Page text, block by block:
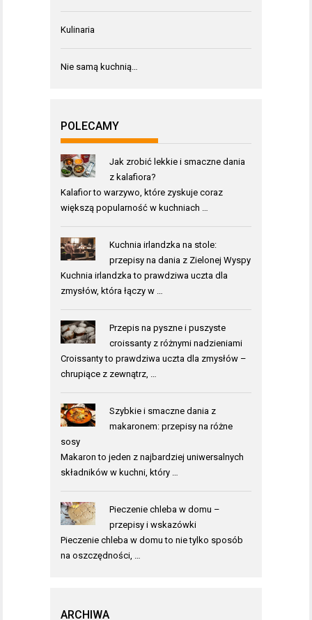
Kulinaria
Nie samą kuchnią…
POLECAMY
Jak zrobić lekkie i smaczne dania
z kalafiora?
Kalafior to warzywo, które zyskuje coraz
większą popularność w kuchniach …
Kuchnia irlandzka na stole:
przepisy na dania z Zielonej Wyspy
Kuchnia irlandzka to prawdziwa uczta dla
zmysłów, która łączy w …
Przepis na pyszne i puszyste
croissanty z różnymi nadzieniami
Croissanty to prawdziwa uczta dla zmysłów –
chrupiące z zewnątrz, …
Szybkie i smaczne dania z
makaronem: przepisy na różne
sosy
Makaron to jeden z najbardziej uniwersalnych
składników w kuchni, który …
Pieczenie chleba w domu –
przepisy i wskazówki
Pieczenie chleba w domu to nie tylko sposób
na oszczędności, …
ARCHIWA